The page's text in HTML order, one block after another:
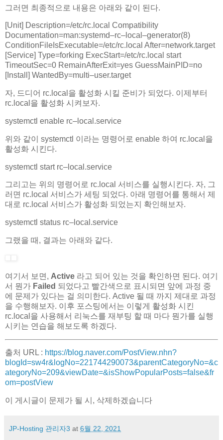
그러면 최종적으로 내용은 아래와 같이 된다.
[Unit] Description=/etc/rc. local Compatibility
Documentation=man:systemd–rc– local –generator(8)
ConditionFileIsExecutable=/etc/rc. local After=network.target
[Service] Type=forking ExecStart=/etc/rc. local start
TimeoutSec=0 RemainAfterExit=yes GuessMainPID=no
[Install ] WantedBy=multi–user.target
자, 드디어 rc.local을 활성화 시킬 준비가 되었다. 이제부터
rc.local을 활성화 시켜보자.
systemctl enable rc– local .service
위와 같이 systemctl 이라는 명령어로 enable 하여 rc.local을
활성화 시킨다.
systemctl start rc– local .service
그리고는 위의 명령어로 rc.local 서비스를 실행시킨다. 자, 그
러면 rc.local 서비스가 세팅 되었다. 아래 명령어를 통해서 제
대로 rc.local 서비스가 활성화 되었는지 확인해보자.
systemctl status rc– local .service
그랬을 때, 결과는 아래와 같다.
여기서 보면, Active 라고 되어 있는 것을 확인하면 된다. 여기
서 뭔가 Failed 되었다고 빨간색으로 표시되면 앞에 과정 중
에 문제가 있다는 걸 의미한다. Active 될 때 까지 제대로 과정
을 수행해보자. 이후 포스팅에서는 이렇게 활성화 시킨
rc.local을 사용해서 리눅스를 재부팅 할 때 마다 뭔가를 실행
시키는 연습을 해보도록 하겠다.
출처 URL : https://blog.naver.com/PostView.nhn?
blogId=sw4r&logNo=221744290073&parentCategoryNo=&c
ategoryNo=209&viewDate=&isShowPopularPosts=false&fr
om=postView
이 게시글이 문제가 될 시, 삭제하겠습니다
JP-Hosting 관리자3 at 6월 22, 2021